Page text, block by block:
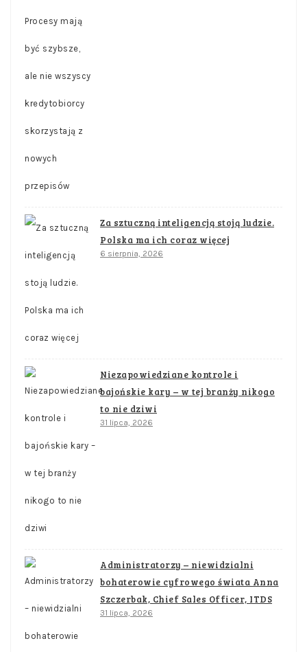
Za sztuczną inteligencją stoją ludzie.
Polska ma ich coraz więcej
6 sierpnia, 2026
Niezapowiedziane kontrole i
bajońskie kary – w tej branży nikogo
to nie dziwi
31 lipca, 2026
Administratorzy – niewidzialni
bohaterowie cyfrowego świata Anna
Szczerbak, Chief Sales Officer, ITDS
31 lipca, 2026